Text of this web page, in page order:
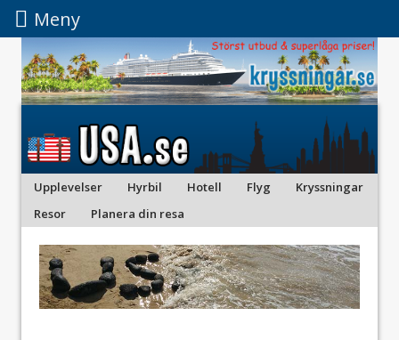
Upplevelser Hyrbil Hotell Flyg
Kryssningar
Resor
Planera din resa
Meny
Meny